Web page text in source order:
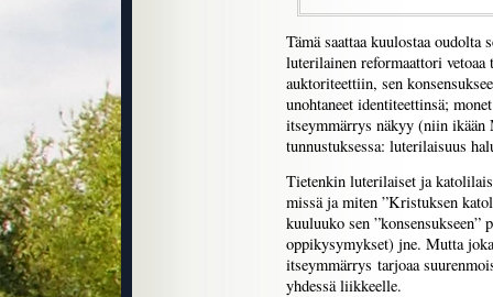
Tämä saattaa kuulostaa
luterilainen reformaattori
auktoriteettiin, sen
unohtaneet identiteettinsä;
itseymmärrys näkyy (niin
tunnustuksessa: luterilaisuus
Tietenkin luterilaiset ja
missä ja miten ”Kristuksen
kuuluuko sen
oppikysymykset) jne. Mutta
itseymmärrys tarjoaa
yhdessä liikkeelle.